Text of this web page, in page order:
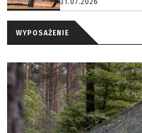
31.07.2026
WYPOSAŻENIE